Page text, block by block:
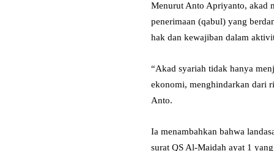
Menurut Anto Apriyanto, akad
penerimaan (qabul) yang
hak dan kewajiban dalam
“Akad syariah tidak hanya
ekonomi, menghindarkan dari
Anto.
Ia menambahkan bahwa
surat QS Al-Maidah ayat 1